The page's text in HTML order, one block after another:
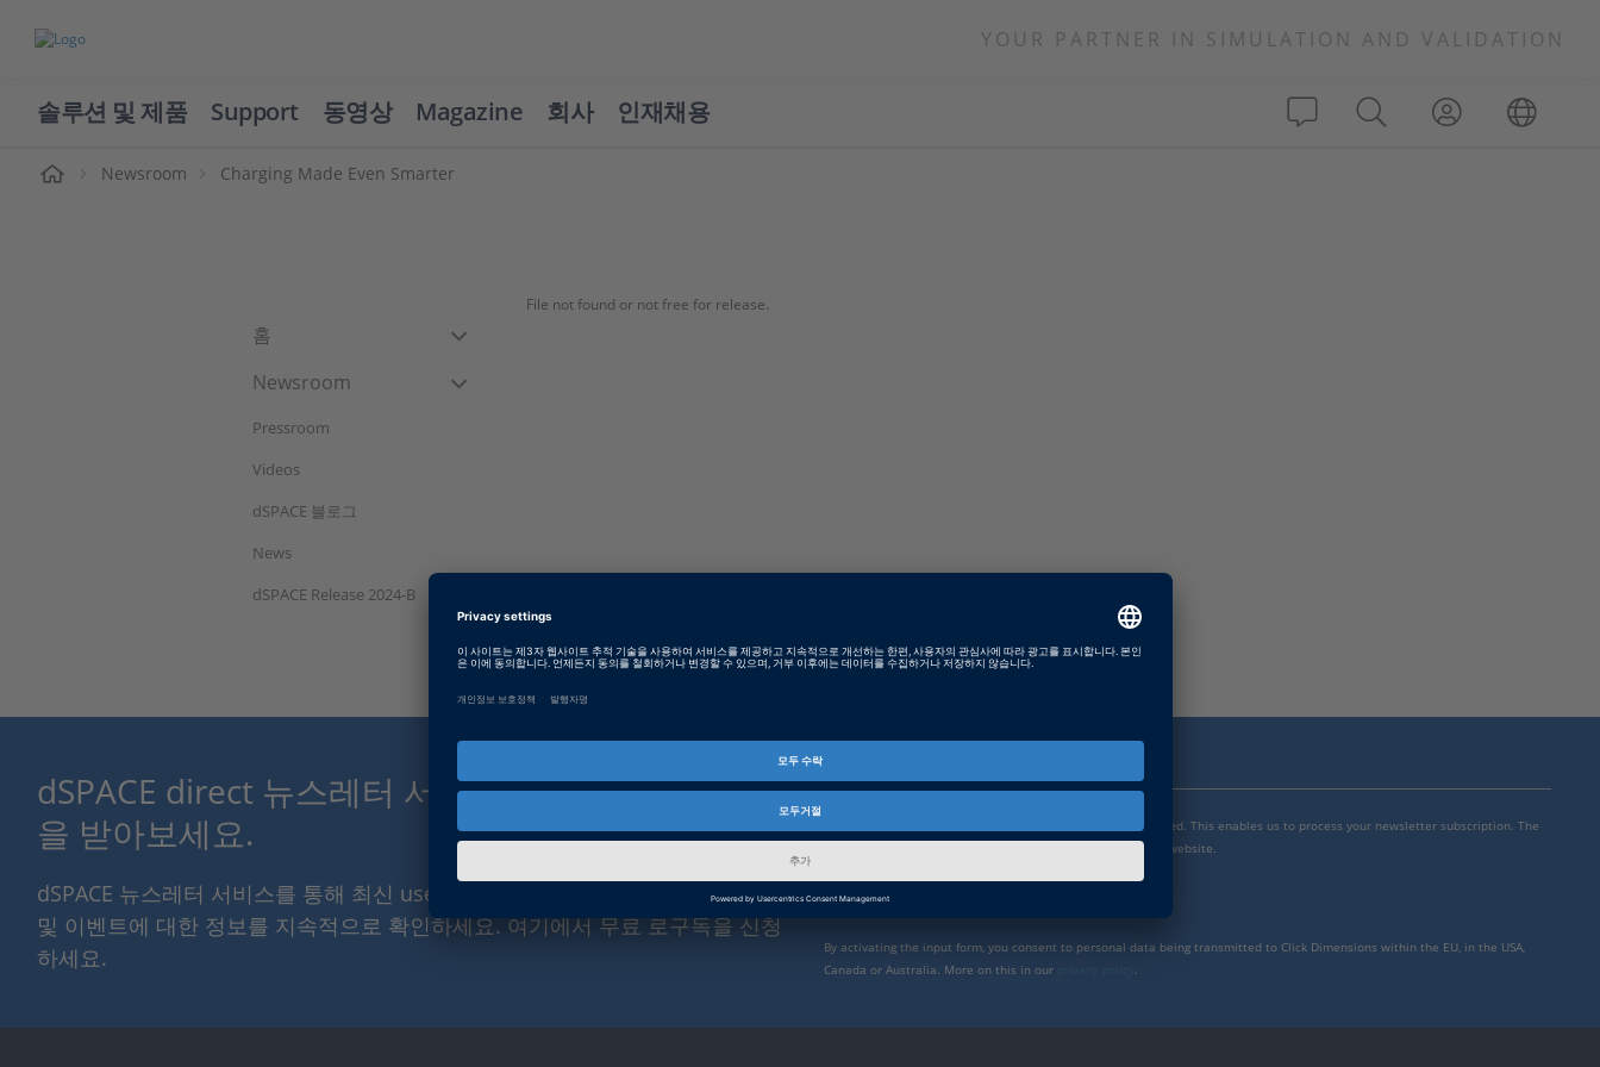
YOUR PARTNER IN SIMULATION AND VALIDATION
솔루션 및 제품 Support 동영상 Magazine 회사 인재채용
Newsroom Charging Made Even Smarter
홈
Newsroom
Pressroom
Videos
dSPACE 블로그
News
dSPACE Release 2024-B
File not found or not free for release.
dSPACE direct 뉴스레터 서비스를 통해 최신 소식
을 받아보세요.
dSPACE 뉴스레터 서비스를 통해 최신 use case 와 신규 솔루션 및 제품, 교육
및 이벤트에 대한 정보를 지속적으로 확인하세요. 여기에서 무료 로구독을 신청
하세요.
At this point, an input form from Click Dimensions is integrated. This enables us to process your newsletter subscription. The
form is currently hidden due to your privacy settings for our website.
By activating the input form, you consent to personal data being transmitted to Click Dimensions within the EU, in the USA,
Canada or Australia. More on this in our